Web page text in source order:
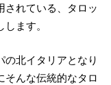
されている、タロッ
ます。
の北イタリアとなり
そんな伝統的なタロ